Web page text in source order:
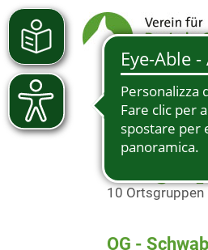
10
OG -